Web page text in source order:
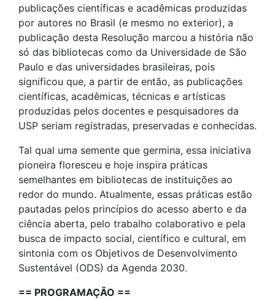
publicações científicas e acadêmicas produzidas
por autores no Brasil (e mesmo no exterior), a
publicação desta Resolução marcou a história não
só das bibliotecas como da Universidade de São
Paulo e das universidades brasileiras, pois
significou que, a partir de então, as publicações
científicas, acadêmicas, técnicas e artísticas
produzidas pelos docentes e pesquisadores da
USP seriam registradas, preservadas e conhecidas.
Tal qual uma semente que germina, essa iniciativa
pioneira floresceu e hoje inspira práticas
semelhantes em bibliotecas de instituições ao
redor do mundo. Atualmente, essas práticas estão
pautadas pelos princípios do acesso aberto e da
ciência aberta, pelo trabalho colaborativo e pela
busca de impacto social, científico e cultural, em
sintonia com os Objetivos de Desenvolvimento
Sustentável (ODS) da Agenda 2030.
== PROGRAMAÇÃO ==